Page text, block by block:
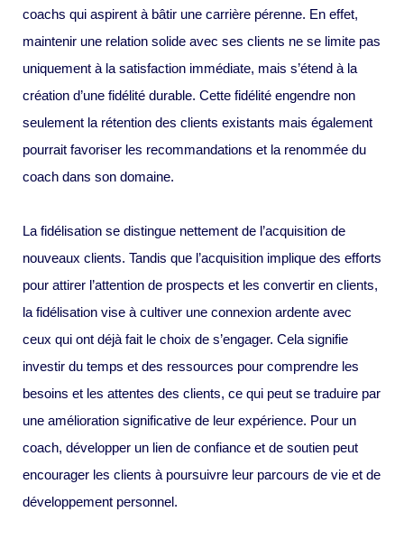
coachs qui aspirent à bâtir une carrière pérenne. En effet,
maintenir une relation solide avec ses clients ne se limite pas
uniquement à la satisfaction immédiate, mais s’étend à la
création d’une fidélité durable. Cette fidélité engendre non
seulement la rétention des clients existants mais également
pourrait favoriser les recommandations et la renommée du
coach dans son domaine.
La fidélisation se distingue nettement de l’acquisition de
nouveaux clients. Tandis que l’acquisition implique des efforts
pour attirer l’attention de prospects et les convertir en clients,
la fidélisation vise à cultiver une connexion ardente avec
ceux qui ont déjà fait le choix de s’engager. Cela signifie
investir du temps et des ressources pour comprendre les
besoins et les attentes des clients, ce qui peut se traduire par
une amélioration significative de leur expérience. Pour un
coach, développer un lien de confiance et de soutien peut
encourager les clients à poursuivre leur parcours de vie et de
développement personnel.